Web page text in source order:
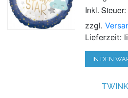
Inkl. Steuer:
zzgl.
Lieferzeit:
IN DEN